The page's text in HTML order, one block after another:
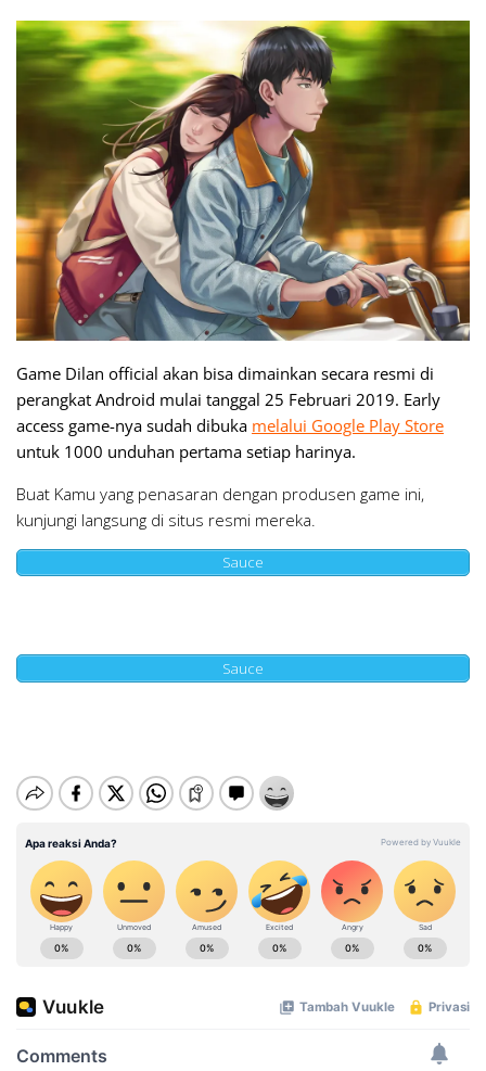
Game Dilan official akan bisa dimainkan secara resmi di
perangkat Android mulai tanggal 25 Februari 2019. Early
access game-nya sudah dibuka melalui Google Play Store
untuk 1000 unduhan pertama setiap harinya.
Buat Kamu yang penasaran dengan produsen game ini,
kunjungi langsung di situs resmi mereka.
Sauce
Sauce